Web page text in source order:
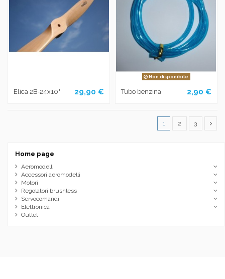
Elica 2B-24x10" 29,90 €
Non disponibile
Tubo benzina 2,90 €
1 2 3
Home page
Aeromodelli
Accessori aeromodelli
Motori
Regolatori brushless
Servocomandi
Elettronica
Outlet